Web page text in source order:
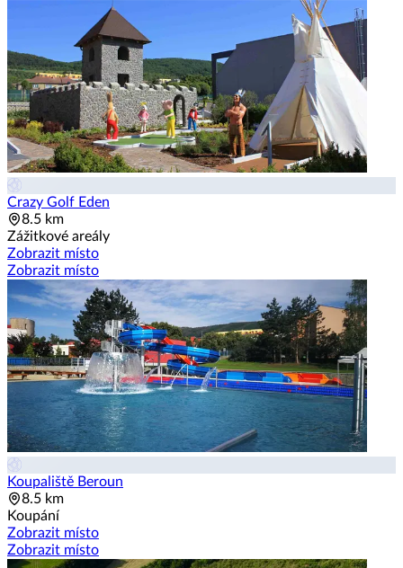
Crazy Golf Eden
8.5 km
Zážitkové areály
Zobrazit místo
Zobrazit místo
Koupaliště Beroun
8.5 km
Koupání
Zobrazit místo
Zobrazit místo